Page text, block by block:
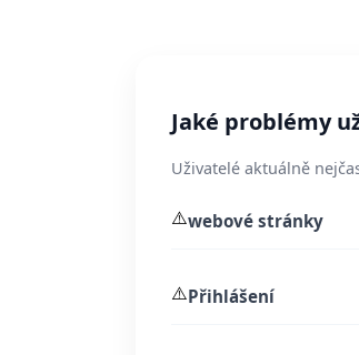
Jaké problémy
Uživatelé aktuálně
⚠️webové stránky
⚠️Přihlášení